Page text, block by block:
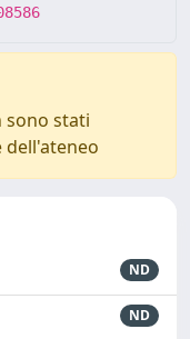
sono stati
ND
ND